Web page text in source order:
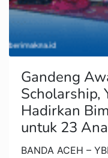
Gandeng
Scholarship,
Hadirkan
untuk 23
BANDA ACEH –